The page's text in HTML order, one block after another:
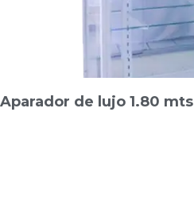
Aparador de lujo 1.80 mts